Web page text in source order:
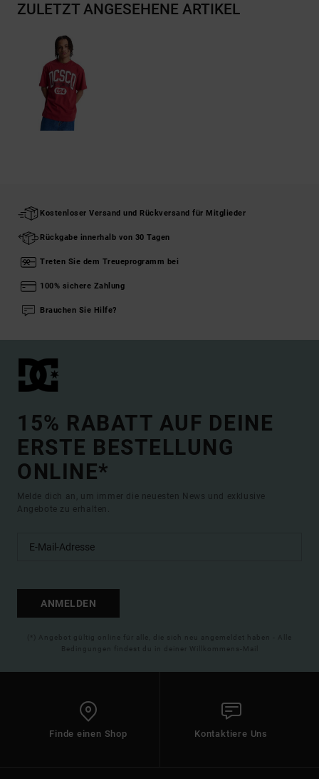
ZULETZT ANGESEHENE ARTIKEL
Kostenloser Versand und Rückversand für Mitglieder
Rückgabe innerhalb von 30 Tagen
Treten Sie dem Treueprogramm bei
100% sichere Zahlung
Brauchen Sie Hilfe?
15% RABATT AUF DEINE
ERSTE BESTELLUNG
ONLINE*
Melde dich an, um immer die neuesten News und exklusive
Angebote zu erhalten.
ANMELDEN
(*) Angebot gültig online für alle, die sich neu angemeldet haben - Alle
Bedingungen findest du in deiner Willkommens-Mail
Finde einen Shop Kontaktiere Uns